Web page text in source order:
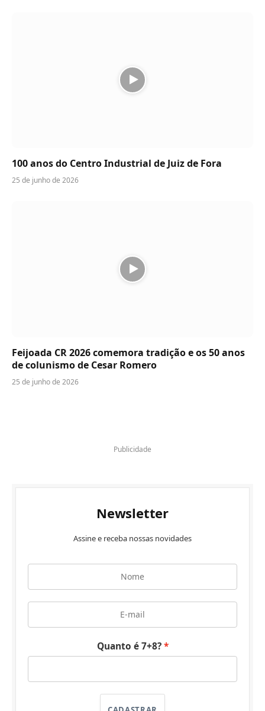
100 anos do Centro Industrial de Juiz de Fora
25 de junho de 2026
Feijoada CR 2026 comemora tradição e os 50 anos
de colunismo de Cesar Romero
25 de junho de 2026
Publicidade
Newsletter
Assine e receba nossas novidades
Quanto é 7+8?